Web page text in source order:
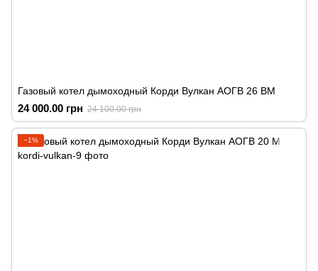
Газовый котел дымоходный Корди Вулкан АОГВ 26 ВМ
24 000.00 грн 24 100.00 грн
−1%